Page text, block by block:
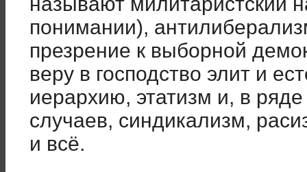
понимании),
презрение к выборной
веру в господство элит и
иерархию, этатизм и, в ряде
случаев, синдикализм,
и всё.